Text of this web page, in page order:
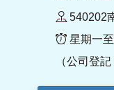
540202
星期一
（公司登